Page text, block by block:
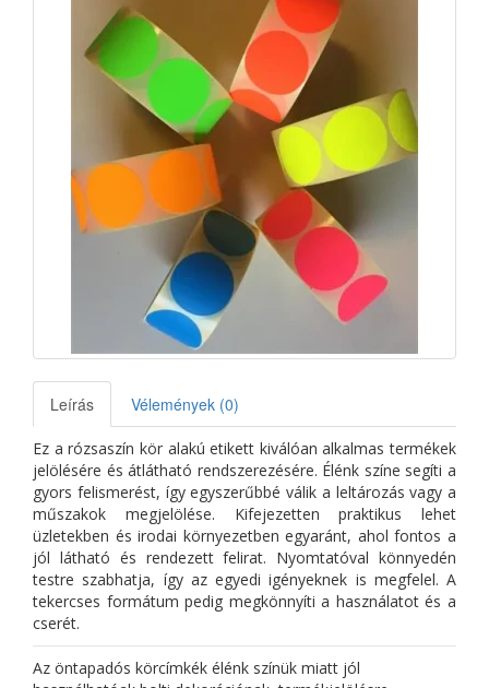
Leírás Vélemények (0)
Ez a rózsaszín kör alakú etikett kiválóan alkalmas termékek
jelölésére és átlátható rendszerezésére. Élénk színe segíti a
gyors felismerést, így egyszerűbbé válik a leltározás vagy a
műszakok megjelölése. Kifejezetten praktikus lehet
üzletekben és irodai környezetben egyaránt, ahol fontos a
jól látható és rendezett felirat. Nyomtatóval könnyedén
testre szabhatja, így az egyedi igényeknek is megfelel. A
tekercses formátum pedig megkönnyíti a használatot és a
cserét.
Az öntapadós körcímkék élénk színük miatt jól